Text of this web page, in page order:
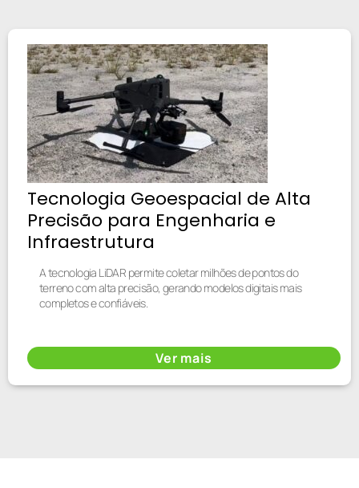
Tecnologia Geoespacial de Alta
Precisão para Engenharia e
Infraestrutura
A tecnologia LiDAR permite coletar milhões de pontos do
terreno com alta precisão, gerando modelos digitais mais
completos e confiáveis.
Ver mais